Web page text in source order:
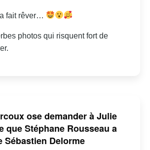
fait rêver…
photos qui risquent fort de
ose demander à Julie
que Stéphane Rousseau a
Sébastien Delorme